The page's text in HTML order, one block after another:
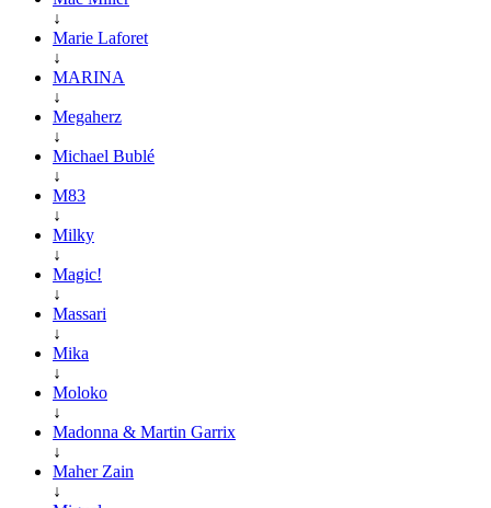
↓
Marie Laforet
↓
MARINA
↓
Megaherz
↓
Michael Bublé
↓
M83
↓
Milky
↓
Magic!
↓
Massari
↓
Mika
↓
Moloko
↓
Madonna & Martin Garrix
↓
Maher Zain
↓